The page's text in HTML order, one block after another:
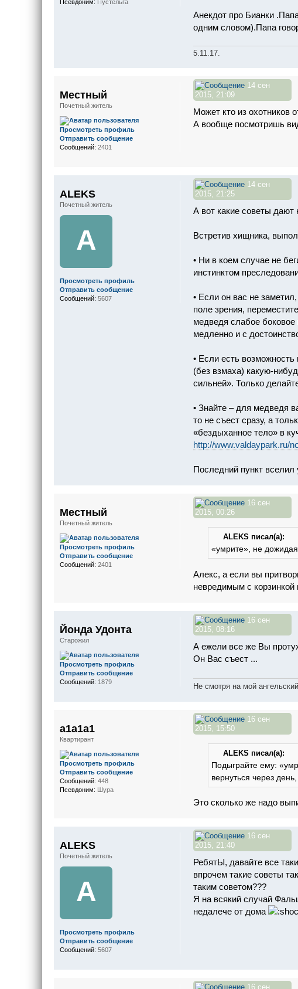
Анекдот про Бианки
одним словом).Папа
5.11.17.
Псевдоним: Пустельга
14 сен
2015, 21:09
Может кто из охотников
А вообще посмотришь
Местный
Почетный житель
Просмотреть профиль
Отправить сообщение
Сообщений: 2401
14 сен
2015, 21:25
А вот какие советы дают
Встретив хищника,
• Ни в коем случае не
инстинктом
• Если он вас не
поле зрения,
медведя слабое боковое
медленно и с
• Если есть
(без взмаха) какую-
сильней». Только
• Знайте – для медведя
то не съест сразу, а
«бездыханное тело» в
http://www.valdaypark.ru/
Последний пункт вселил
ALEKS
Почетный житель
A
Просмотреть профиль
Отправить сообщение
Сообщений: 5607
16 сен
2015, 00:26
ALEKS писал(а):
«умрите», не
Алекс, а если вы
невредимым с корзинкой
Местный
Почетный житель
Просмотреть профиль
Отправить сообщение
Сообщений: 2401
16 сен
2015, 08:16
А ежели все же Вы
Он Вас съест ...
Не смотря на мой
Йонда Удонта
Старожил
Просмотреть профиль
Отправить сообщение
Сообщений: 1879
16 сен
2015, 15:50
ALEKS писал(а):
Подыграйте ему:
вернуться через день,
Это сколько же надо
а1а1а1
Квартирант
Просмотреть профиль
Отправить сообщение
Сообщений: 448
Псевдоним: Шура
16 сен
2015, 21:40
РебятЫ, давайте все
впрочем такие советы
таким советом???
Я на всякий случай
недалече от дома
ALEKS
Почетный житель
A
Просмотреть профиль
Отправить сообщение
Сообщений: 5607
16 сен